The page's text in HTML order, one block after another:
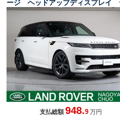
ージ ヘッドアップディスプレイ
ー ＭＥＲＩＤＩＡＮサラウンド
テンダークホイール パドルシフ
トライト エアサスペンション 全
支払総額948.9 万円